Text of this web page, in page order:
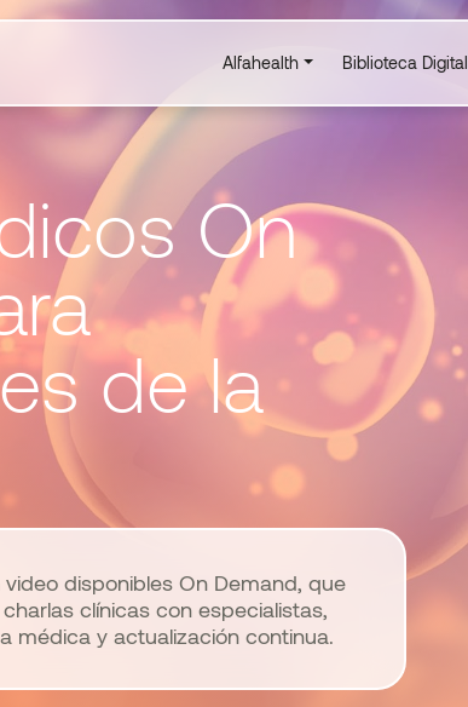
Alfahealth Biblioteca Digital
On
de la
disponibles On Demand, que
clínicas con especialistas,
médica y actualización continua.